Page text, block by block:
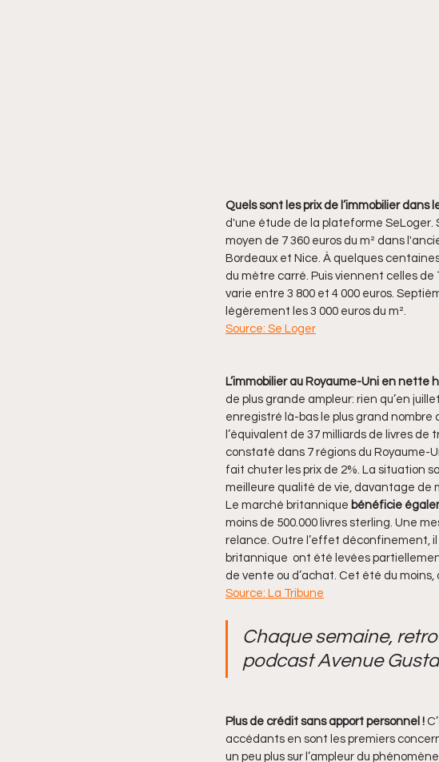
Quels sont les prix de l’immobilier dans
d'une étude de la plateforme SeLoger.
moyen de 7 360 euros du m² dans
Bordeaux et Nice. À quelques
du mètre carré. Puis viennent celles de
varie entre 3 800 et 4 000 euros.
légèrement les 3 000 euros du m².
Source: Se Loger
L’immobilier au Royaume-Uni en
de plus grande ampleur: rien qu’en
enregistré là-bas le plus grand nombre
l’équivalent de 37 milliards de livres
constaté dans 7 régions du Royaume-
fait chuter les prix de 2%. La situation
meilleure qualité de vie, davantage de
Le marché britannique bénéficie
moins de 500.000 livres sterling. Une
relance. Outre l’effet déconfinement,
britannique  ont été levées
de vente ou d’achat. Cet été du
Source: La Tribune
Chaque semaine,
podcast Avenue
Plus de crédit sans apport personnel !
accédants en sont les premiers
un peu plus sur l’ampleur du